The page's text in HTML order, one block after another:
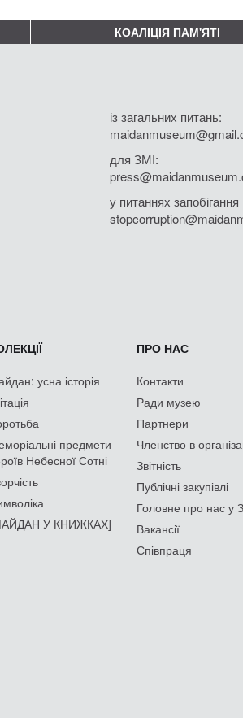
КОАЛІЦІЯ ПАМ'ЯТІ
із загальних питань:
для ЗМІ:
у питаннях запобігання
усна історія
предмети
Небесної Сотні
У КНИЖКАХ]
ПРО НАС
Контакти
Ради музею
Партнери
Членство в
Звітність
Публічні закупівлі
Головне про нас у
Вакансії
Співпраця